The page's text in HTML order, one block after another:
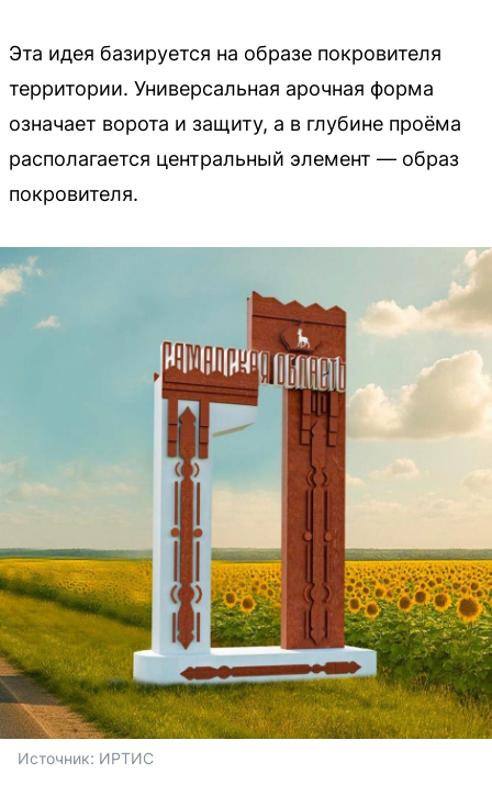
Эта идея базируется на образе покровителя
территории. Универсальная арочная форма
означает ворота и защиту, а в глубине проёма
располагается центральный элемент — образ
покровителя.
Источник: ИРТИС